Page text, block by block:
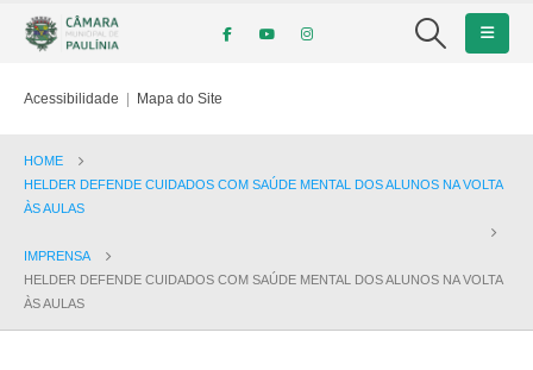
Acessibilidade | Mapa do Site
HOME
HELDER DEFENDE CUIDADOS COM SAÚDE MENTAL DOS ALUNOS NA VOLTA
ÀS AULAS
IMPRENSA
HELDER DEFENDE CUIDADOS COM SAÚDE MENTAL DOS ALUNOS NA VOLTA
ÀS AULAS